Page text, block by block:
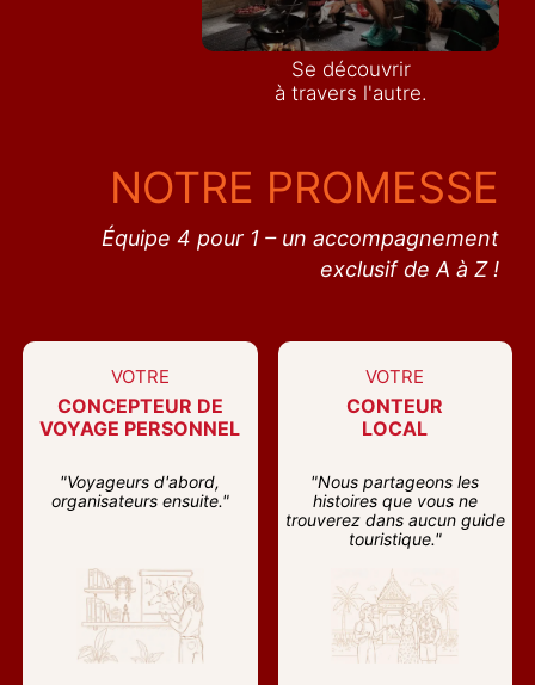
Se découvrir
à travers l'autre.
NOTRE PROMESSE
Équipe 4 pour 1 – un accompagnement
exclusif de A à Z !
VOTRE
CONCEPTEUR DE
VOYAGE PERSONNEL
"Voyageurs d'abord,
organisateurs ensuite."
VOTRE
CONTEUR
LOCAL
"Nous partageons les
histoires que vous ne
trouverez dans aucun guide
touristique."